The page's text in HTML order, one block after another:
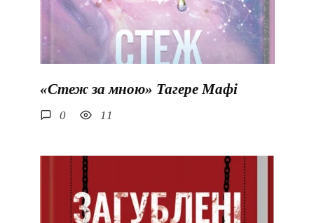
«Стеж за мною» Тагере Мафі
0 11